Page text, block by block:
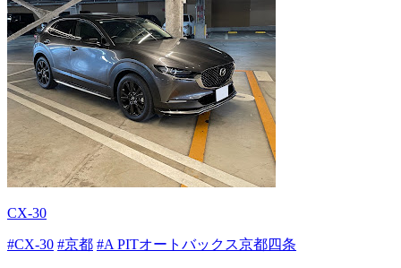
CX-30
#CX-30 #京都 #A PITオートバックス京都四条